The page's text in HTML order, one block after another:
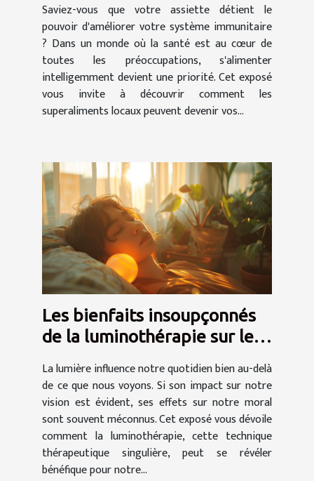
Saviez-vous que votre assiette détient le
pouvoir d'améliorer votre système immunitaire
? Dans un monde où la santé est au cœur de
toutes les préoccupations, s'alimenter
intelligemment devient une priorité. Cet exposé
vous invite à découvrir comment les
superaliments locaux peuvent devenir vos...
Les bienfaits insoupçonnés
de la luminothérapie sur le
La lumière influence notre quotidien bien au-delà
de ce que nous voyons. Si son impact sur notre
vision est évident, ses effets sur notre moral
sont souvent méconnus. Cet exposé vous dévoile
comment la luminothérapie, cette technique
thérapeutique singulière, peut se révéler
bénéfique pour notre...